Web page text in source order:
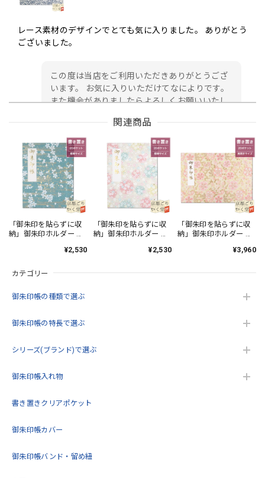
カテゴリー
御朱印帳の種類で選ぶ
御朱印帳の特長で選ぶ
シリーズ(ブランド)で選ぶ
御朱印帳入れ物
書き置きクリアポケット
御朱印帳カバー
御朱印帳バンド・留め紐
レース素材のデザインでとても気に入りました。 ありがとう
ございました。
この度は当店をご利用いただきありがとうござ
います。 お気に入りいただけてなによりです。
また機会がありましたらよろしくお願いいたし
御朱印帳 京都 金襴 龍虎(黒)大判サイズ
2026/05/24
初めて注文しました。 早速 届きました。 ありがとうござ
います。 日本伝統 西陣金襴の御朱印帳✨ 黒地に金銀糸の 龍
虎デザイン豪華で美しい✨ 緑地の御朱印帳が欲しかったので
すが 残念。黒地も最高😀
います。 緑が品切れで申し訳ございません。 ま
す。
の度も迅速で丁寧な対応をいただきありがとうございまし
す。これから大切に使用します！
関連商品
「御朱印を貼らずに収
納」御朱印ホルダー 書
サイズ 寒桜に金霞(青
¥2,530
「御朱印を貼らずに収
納」御朱印ホルダー 書
サイズ 淡色丸模様に桜
¥2,530
「御朱印を貼らずに収
納」御朱印ホルダー 書
きサイズ 籠目文様に桜
¥3,960